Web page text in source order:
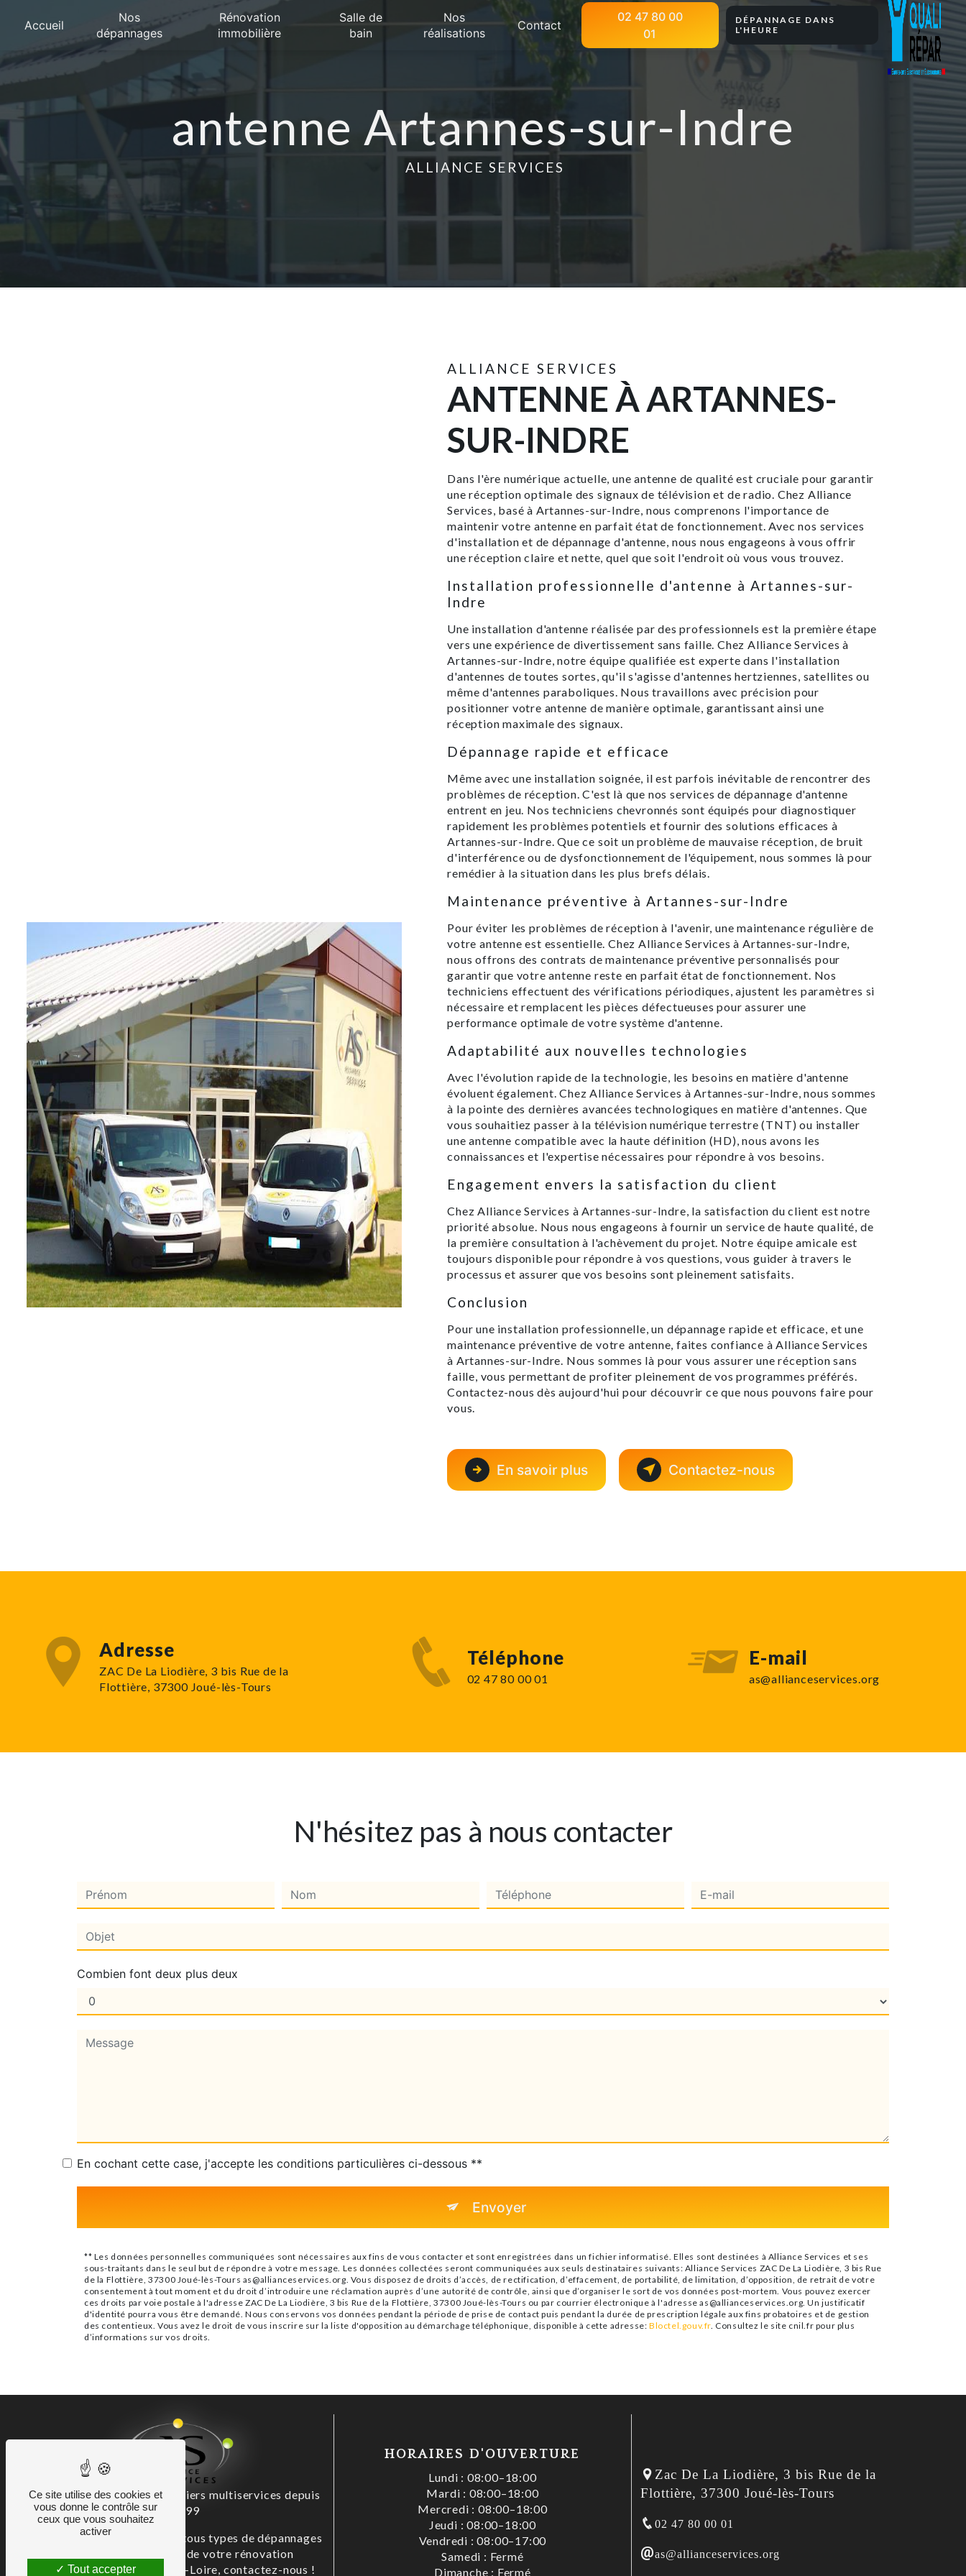
Accueil
Nos
dépannages
Rénovation
immobilière
Salle de
bain
Nos
réalisations
Contact
02 47 80 00
01
DÉPANNAGE DANS
L'HEURE
antenne Artannes-sur-Indre
ALLIANCE SERVICES
ALLIANCE SERVICES
ANTENNE À ARTANNES-
SUR-INDRE
Dans l'ère numérique actuelle, une antenne de qualité est cruciale pour garantir
une réception optimale des signaux de télévision et de radio. Chez Alliance
Services, basé à Artannes-sur-Indre, nous comprenons l'importance de
maintenir votre antenne en parfait état de fonctionnement. Avec nos services
d'installation et de dépannage d'antenne, nous nous engageons à vous offrir
une réception claire et nette, quel que soit l'endroit où vous vous trouvez.
Installation professionnelle d'antenne à Artannes-sur-
Indre
Une installation d'antenne réalisée par des professionnels est la première étape
vers une expérience de divertissement sans faille. Chez Alliance Services à
Artannes-sur-Indre, notre équipe qualifiée est experte dans l'installation
d'antennes de toutes sortes, qu'il s'agisse d'antennes hertziennes, satellites ou
même d'antennes paraboliques. Nous travaillons avec précision pour
positionner votre antenne de manière optimale, garantissant ainsi une
réception maximale des signaux.
Dépannage rapide et efficace
Même avec une installation soignée, il est parfois inévitable de rencontrer des
problèmes de réception. C'est là que nos services de dépannage d'antenne
entrent en jeu. Nos techniciens chevronnés sont équipés pour diagnostiquer
rapidement les problèmes potentiels et fournir des solutions efficaces à
Artannes-sur-Indre. Que ce soit un problème de mauvaise réception, de bruit
d'interférence ou de dysfonctionnement de l'équipement, nous sommes là pour
remédier à la situation dans les plus brefs délais.
Maintenance préventive à Artannes-sur-Indre
Pour éviter les problèmes de réception à l'avenir, une maintenance régulière de
votre antenne est essentielle. Chez Alliance Services à Artannes-sur-Indre,
nous offrons des contrats de maintenance préventive personnalisés pour
garantir que votre antenne reste en parfait état de fonctionnement. Nos
techniciens effectuent des vérifications périodiques, ajustent les paramètres si
nécessaire et remplacent les pièces défectueuses pour assurer une
performance optimale de votre système d'antenne.
Adaptabilité aux nouvelles technologies
Avec l'évolution rapide de la technologie, les besoins en matière d'antenne
évoluent également. Chez Alliance Services à Artannes-sur-Indre, nous sommes
à la pointe des dernières avancées technologiques en matière d'antennes. Que
vous souhaitiez passer à la télévision numérique terrestre (TNT) ou installer
une antenne compatible avec la haute définition (HD), nous avons les
connaissances et l'expertise nécessaires pour répondre à vos besoins.
Engagement envers la satisfaction du client
Chez Alliance Services à Artannes-sur-Indre, la satisfaction du client est notre
priorité absolue. Nous nous engageons à fournir un service de haute qualité, de
la première consultation à l'achèvement du projet. Notre équipe amicale est
toujours disponible pour répondre à vos questions, vous guider à travers le
processus et assurer que vos besoins sont pleinement satisfaits.
Conclusion
Pour une installation professionnelle, un dépannage rapide et efficace, et une
maintenance préventive de votre antenne, faites confiance à Alliance Services
à Artannes-sur-Indre. Nous sommes là pour vous assurer une réception sans
faille, vous permettant de profiter pleinement de vos programmes préférés.
Contactez-nous dès aujourd'hui pour découvrir ce que nous pouvons faire pour
vous.
En savoir plus Contactez-nous
Adresse
ZAC De La Liodière, 3 bis Rue de la
Flottière, 37300 Joué-lès-Tours
Téléphone
02 47 80 00 01
E-mail
as@allianceservices.org
N'hésitez pas à nous contacter
Combien font deux plus deux
En cochant cette case, j'accepte les conditions particulières ci-dessous **
Envoyer
** Les données personnelles communiquées sont nécessaires aux fins de vous contacter et sont enregistrées dans un fichier informatisé. Elles sont destinées à Alliance Services et ses
sous-traitants dans le seul but de répondre à votre message. Les données collectées seront communiquées aux seuls destinataires suivants: Alliance Services ZAC De La Liodière, 3 bis Rue
de la Flottière, 37300 Joué-lès-Tours as@allianceservices.org. Vous disposez de droits d’accès, de rectification, d’effacement, de portabilité, de limitation, d’opposition, de retrait de votre
consentement à tout moment et du droit d’introduire une réclamation auprès d’une autorité de contrôle, ainsi que d’organiser le sort de vos données post-mortem. Vous pouvez exercer
ces droits par voie postale à l'adresse ZAC De La Liodière, 3 bis Rue de la Flottière, 37300 Joué-lès-Tours ou par courrier électronique à l'adresse as@allianceservices.org. Un justificatif
d'identité pourra vous être demandé. Nous conservons vos données pendant la période de prise de contact puis pendant la durée de prescription légale aux fins probatoires et de gestion
des contentieux. Vous avez le droit de vous inscrire sur la liste d'opposition au démarchage téléphonique, disponible à cette adresse: Bloctel.gouv.fr . Consultez le site cnil.fr pour plus
d’informations sur vos droits.
Artisans experts des métiers multiservices depuis
1999
Alliance Services assure tous types de dépannages
et toutes les étapes de votre rénovation
immobilière en Indre-et-Loire, contactez-nous !
HORAIRES D'OUVERTURE
Lundi : 08:00–18:00
Mardi : 08:00–18:00
Mercredi : 08:00–18:00
Jeudi : 08:00–18:00
Vendredi : 08:00–17:00
Samedi : Fermé
Dimanche : Fermé
Zac De La Liodière, 3 bis Rue de la
Flottière, 37300 Joué-lès-Tours
02 47 80 00 01
as@allianceservices.org
Ce site utilise des cookies et
vous donne le contrôle sur
ceux que vous souhaitez
activer
Tout accepter